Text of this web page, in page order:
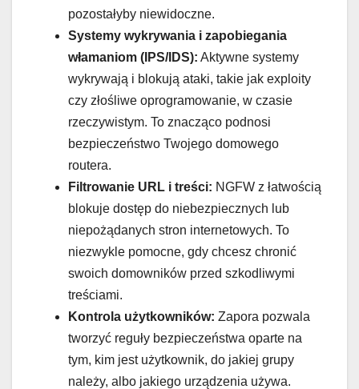
pozostałyby niewidoczne.
Systemy wykrywania i zapobiegania
włamaniom (IPS/IDS): Aktywne systemy
wykrywają i blokują ataki, takie jak exploity
czy złośliwe oprogramowanie, w czasie
rzeczywistym. To znacząco podnosi
bezpieczeństwo Twojego domowego
routera.
Filtrowanie URL i treści: NGFW z łatwością
blokuje dostęp do niebezpiecznych lub
niepożądanych stron internetowych. To
niezwykle pomocne, gdy chcesz chronić
swoich domowników przed szkodliwymi
treściami.
Kontrola użytkowników: Zapora pozwala
tworzyć reguły bezpieczeństwa oparte na
tym, kim jest użytkownik, do jakiej grupy
należy, albo jakiego urządzenia używa.